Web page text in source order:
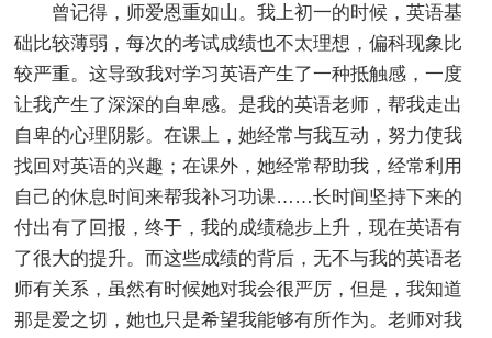
曾记得，师爱恩重如山。我上初一的时候，英语基
础比较薄弱，每次的考试成绩也不太理想，偏科现象比
较严重。这导致我对学习英语产生了一种抵触感，一度
让我产生了深深的自卑感。是我的英语老师，帮我走出
自卑的心理阴影。在课上，她经常与我互动，努力使我
找回对英语的兴趣；在课外，她经常帮助我，经常利用
自己的休息时间来帮我补习功课……长时间坚持下来的
付出有了回报，终于，我的成绩稳步上升，现在英语有
了很大的提升。而这些成绩的背后，无不与我的英语老
师有关系，虽然有时候她对我会很严厉，但是，我知道
那是爱之切，她也只是希望我能够有所作为。老师对我